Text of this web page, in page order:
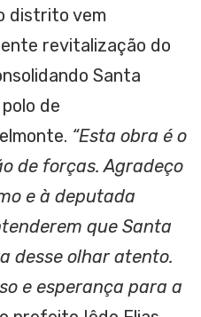
distrito vem
revitalização do
Santa
de
“Esta obra é o
de forças. Agradeço
e à deputada
que Santa
desse olhar atento.
e esperança para a